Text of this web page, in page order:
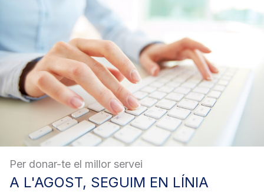
Per donar-te el millor servei
A L'AGOST, SEGUIM EN LÍNIA